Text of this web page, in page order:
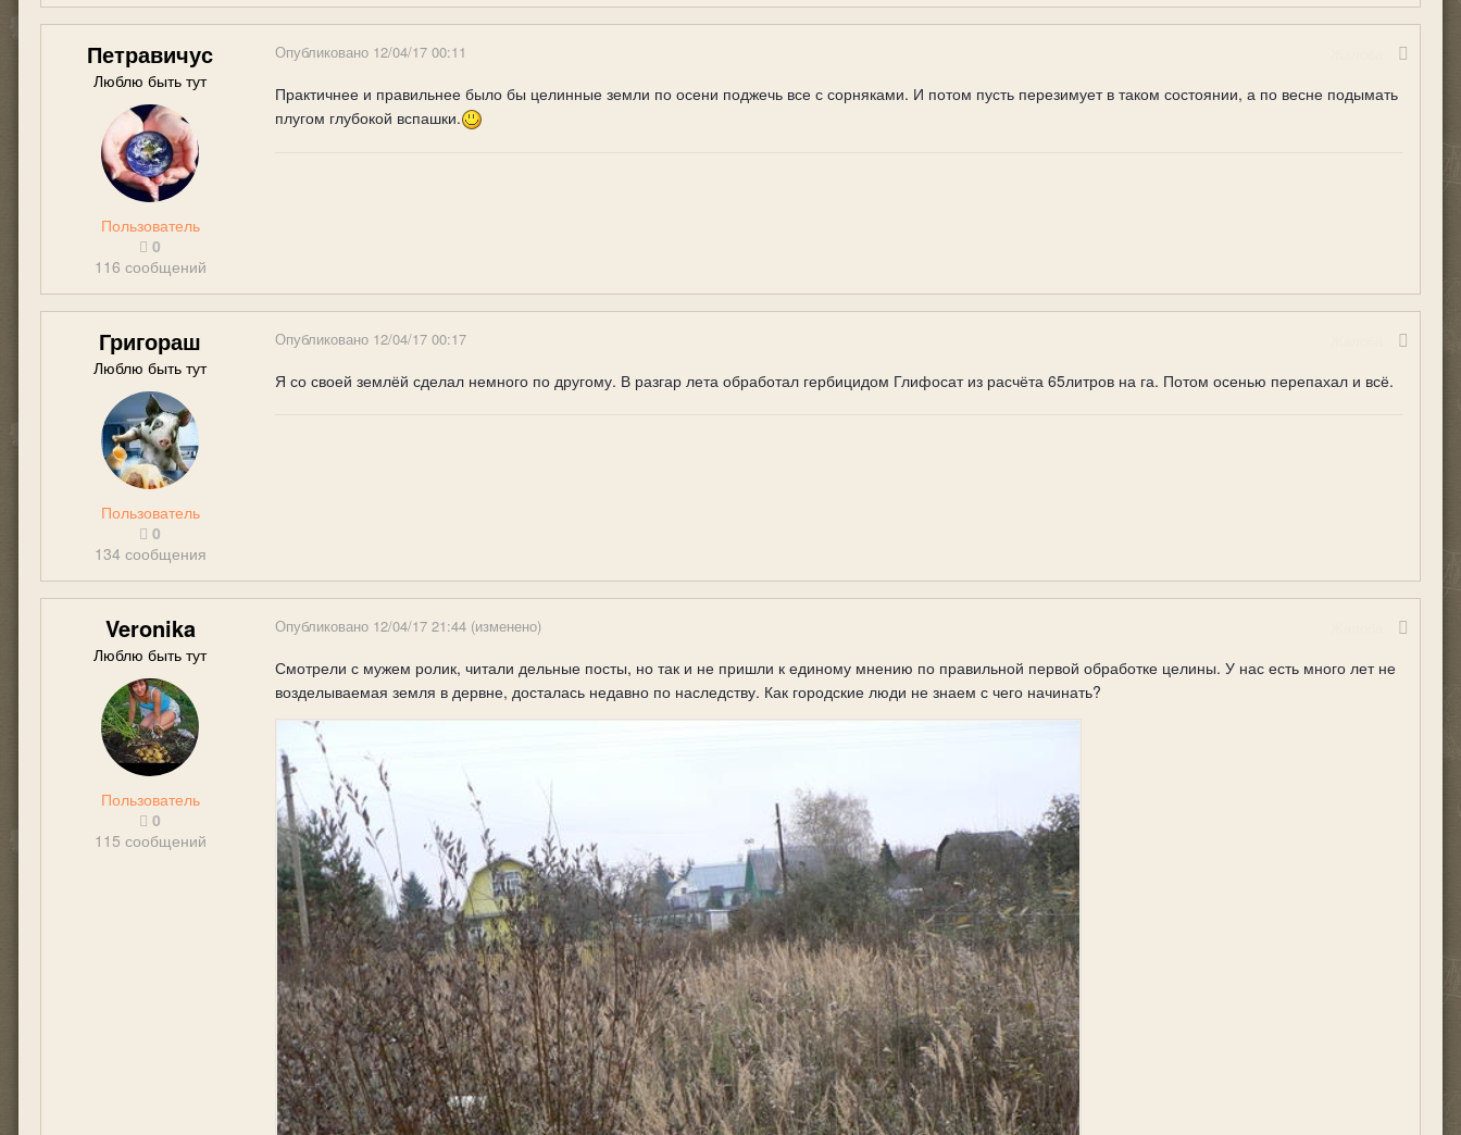
Петравичус
Люблю быть тут
Пользователь
0
116 сообщений
Опубликовано 12/04/17 00:11
Практичнее и правильнее было бы целинные земли по осени поджечь все с сорняками. И потом пусть перезимует в таком состоянии, а по весне подымать
плугом глубокой вспашки.
Григораш
Люблю быть тут
Пользователь
0
134 сообщения
Опубликовано 12/04/17 00:17
Я со своей землёй сделал немного по другому. В разгар лета обработал гербицидом Глифосат из расчёта 65литров на га. Потом осенью перепахал и всё.
Veronika
Люблю быть тут
Пользователь
0
115 сообщений
Опубликовано 12/04/17 21:44 (изменено)
Смотрели с мужем ролик, читали дельные посты, но так и не пришли к единому мнению по правильной первой обработке целины. У нас есть много лет не
возделываемая земля в дервне, досталась недавно по наследству. Как городские люди не знаем с чего начинать?